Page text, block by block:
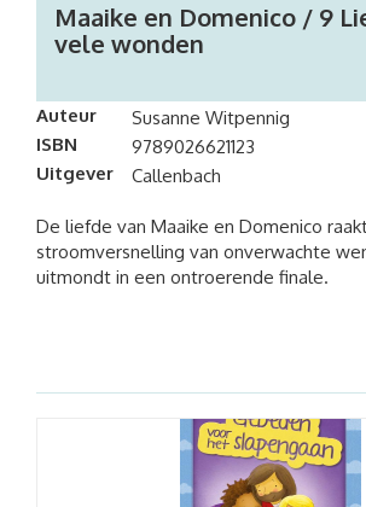
Maaike en Domenico / 9
vele wonden
Auteur
Susanne Witpennig
ISBN
9789026621123
Uitgever
Callenbach
De liefde van Maaike en Domenico
stroomversnelling van onverwachte
uitmondt in een ontroerende finale.